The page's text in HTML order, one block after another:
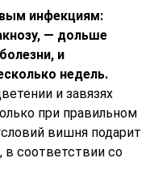
инфекциям:
— дольше
и
недель.
и завязях
при правильном
вишня подарит
в соответствии со